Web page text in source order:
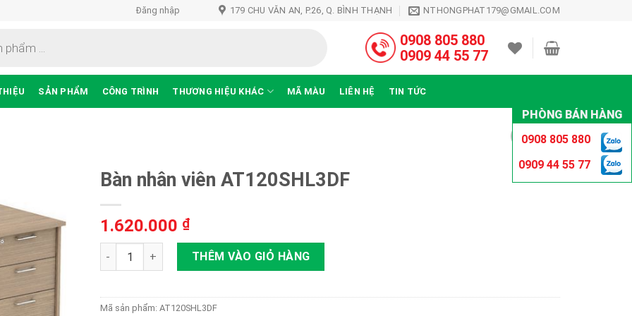
Đăng nhập 179 CHU VĂN AN, P.26, Q. BÌNH THẠNH NTHONGPHAT179@GMAIL.COM
0908 805 880
0909 44 55 77
SẢN PHẨM CÔNG TRÌNH THƯƠNG HIỆU KHÁC MÃ MÀU LIÊN HỆ TIN TỨC
Thêm
sản
thích
Bàn nhân viên AT120SHL3DF
1.620.000 ₫
Bàn nhân viên AT120SHL3DF số lượng
THÊM VÀO GIỎ HÀNG
Mã sản phẩm: AT120SHL3DF
PHÒNG BÁN HÀNG
0908 805 880
0909 44 55 77